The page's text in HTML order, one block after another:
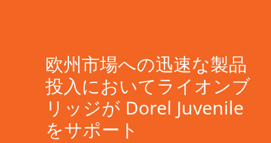
欧州市場への迅速な製品
投入においてライオンブ
リッジが Dorel Juvenile
をサポート